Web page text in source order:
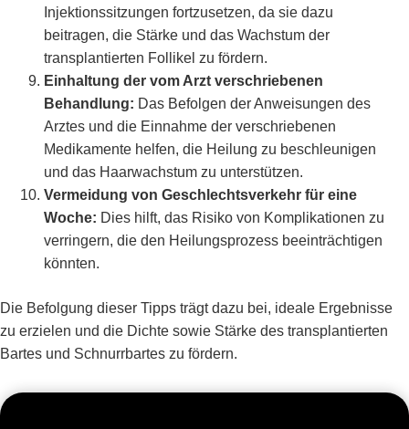
Injektionssitzungen fortzusetzen, da sie dazu
beitragen, die Stärke und das Wachstum der
transplantierten Follikel zu fördern.
Einhaltung der vom Arzt verschriebenen
Behandlung: Das Befolgen der Anweisungen des
Arztes und die Einnahme der verschriebenen
Medikamente helfen, die Heilung zu beschleunigen
und das Haarwachstum zu unterstützen.
Vermeidung von Geschlechtsverkehr für eine
Woche: Dies hilft, das Risiko von Komplikationen zu
verringern, die den Heilungsprozess beeinträchtigen
könnten.
Die Befolgung dieser Tipps trägt dazu bei, ideale Ergebnisse
zu erzielen und die Dichte sowie Stärke des transplantierten
Bartes und Schnurrbartes zu fördern.